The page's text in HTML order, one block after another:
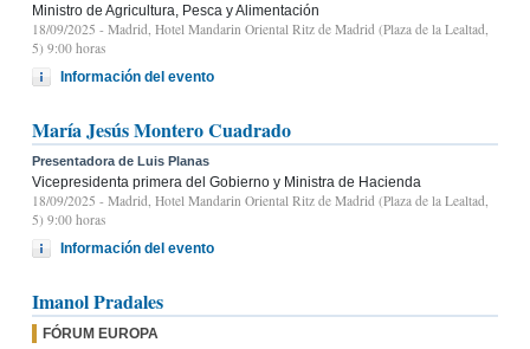
Ministro de Agricultura, Pesca y Alimentación
18/09/2025 - Madrid, Hotel Mandarin Oriental Ritz de Madrid (Plaza de la Lealtad,
5) 9:00 horas
Información del evento
María Jesús Montero Cuadrado
Presentadora de Luis Planas
Vicepresidenta primera del Gobierno y Ministra de Hacienda
18/09/2025 - Madrid, Hotel Mandarin Oriental Ritz de Madrid (Plaza de la Lealtad,
5) 9:00 horas
Información del evento
Imanol Pradales
FÓRUM EUROPA